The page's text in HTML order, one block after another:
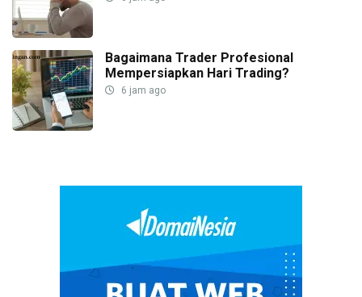
Bagaimana Trader Profesional
Mempersiapkan Hari Trading?
6 jam ago